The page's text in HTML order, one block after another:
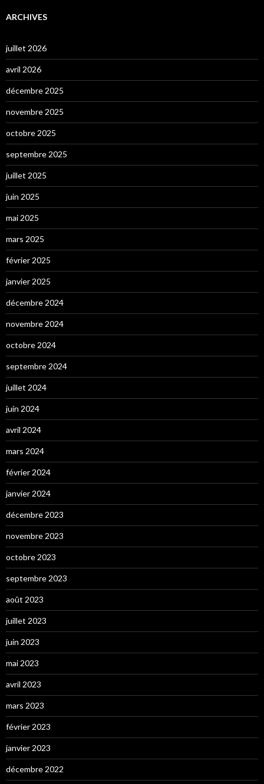
ARCHIVES
juillet 2026
avril 2026
décembre 2025
novembre 2025
octobre 2025
septembre 2025
juillet 2025
juin 2025
mai 2025
mars 2025
février 2025
janvier 2025
décembre 2024
novembre 2024
octobre 2024
septembre 2024
juillet 2024
juin 2024
avril 2024
mars 2024
février 2024
janvier 2024
décembre 2023
novembre 2023
octobre 2023
septembre 2023
août 2023
juillet 2023
juin 2023
mai 2023
avril 2023
mars 2023
février 2023
janvier 2023
décembre 2022